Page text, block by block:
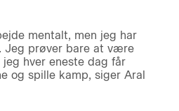
mentalt, men jeg har
Jeg prøver bare at være
hver eneste dag får
og spille kamp, siger Aral